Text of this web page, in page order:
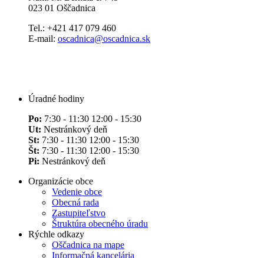
023 01 Oščadnica
Tel.: +421 417 079 460
E-mail: oscadnica@oscadnica.sk
Úradné hodiny
Po: 7:30 - 11:30 12:00 - 15:30
Ut: Nestránkový deň
St: 7:30 - 11:30 12:00 - 15:30
Št: 7:30 - 11:30 12:00 - 15:30
Pi: Nestránkový deň
Organizácie obce
Vedenie obce
Obecná rada
Zastupiteľstvo
Štruktúra obecného úradu
Rýchle odkazy
Oščadnica na mape
Informačná kancelária